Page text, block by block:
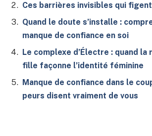
Ces barrières invisibles qui
Quand le doute s’installe :
manque de confiance en soi
Le complexe d’Électre : quand
fille façonne l’identité féminine
Manque de confiance dans le
peurs disent vraiment de vous